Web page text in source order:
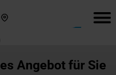
Angebot für Sie